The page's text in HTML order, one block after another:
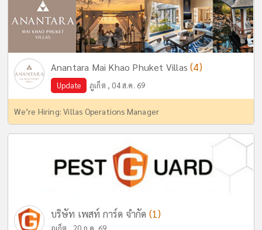
Anantara Mai Khao Phuket Villas(4)
Update ภูเก็ต , 04 ส.ค. 69
We’re Hiring: Villas Operations Manager
บริษัท เพสท์ การ์ด จำกัด (1)
ภูเก็ต , 20 ก.ค. 69